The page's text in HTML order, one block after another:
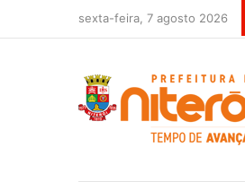
sexta-feira, 7 agosto 2026